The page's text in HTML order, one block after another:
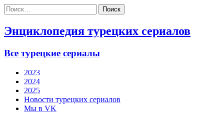
Найти:
Энциклопедия турецких сериалов
Все турецкие сериалы
2023
2024
2025
Новости турецких сериалов
Мы в VK